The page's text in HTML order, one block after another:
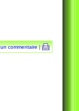
commentaire|